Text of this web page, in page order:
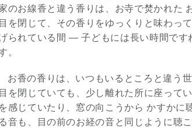
のお線香と違う香りは、お寺で焚かれた
目を閉じて、その香りをゆっくりと味わっ
られている間 ― 子どもには長い時間で
。
お香の香りは、いつもいるところと違う
目を閉じていても、少し離れた所に座って
を感じていたり、窓の向こうから かすか
る音も、目の前のお経の音と同じように聴こ